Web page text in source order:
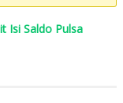
Isi Saldo Pulsa